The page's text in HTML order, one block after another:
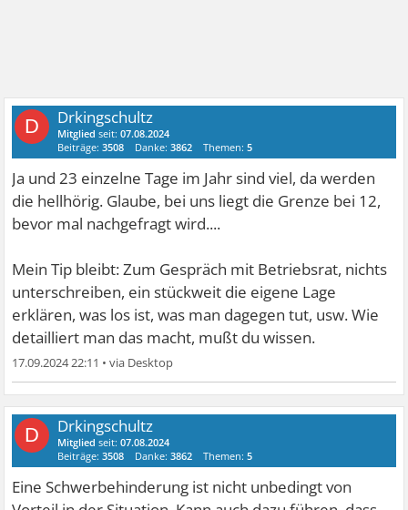
D Drkingschultz
Mitglied seit:07.08.2024
Beiträge:3508 Danke:3862 Themen:5
Ja und 23 einzelne Tage im Jahr sind viel, da werden
die hellhörig. Glaube, bei uns liegt die Grenze bei 12,
bevor mal nachgefragt wird....
Mein Tip bleibt: Zum Gespräch mit Betriebsrat, nichts
unterschreiben, ein stückweit die eigene Lage
erklären, was los ist, was man dagegen tut, usw. Wie
detailliert man das macht, mußt du wissen.
17.09.2024 22:11 •
D Drkingschultz
Mitglied seit:07.08.2024
Beiträge:3508 Danke:3862 Themen:5
Eine Schwerbehinderung ist nicht unbedingt von